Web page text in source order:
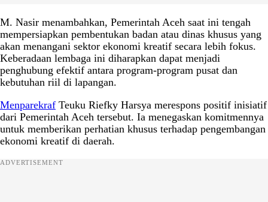
M. Nasir menambahkan, Pemerintah Aceh saat ini tengah
mempersiapkan pembentukan badan atau dinas khusus yang
akan menangani sektor ekonomi kreatif secara lebih fokus.
Keberadaan lembaga ini diharapkan dapat menjadi
penghubung efektif antara program-program pusat dan
kebutuhan riil di lapangan.
Menparekraf Teuku Riefky Harsya merespons positif inisiatif
dari Pemerintah Aceh tersebut. Ia menegaskan komitmennya
untuk memberikan perhatian khusus terhadap pengembangan
ekonomi kreatif di daerah.
ADVERTISEMENT